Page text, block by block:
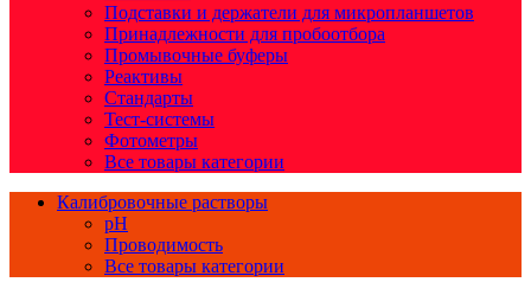
Подставки и держатели для микропланшетов
Принадлежности для пробоотбора
Промывочные буферы
Реактивы
Стандарты
Тест-системы
Фотометры
Все товары категории
Калибровочные растворы
pH
Проводимость
Все товары категории